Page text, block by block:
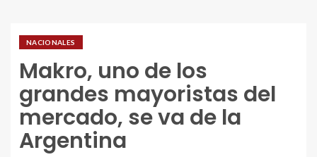
NACIONALES
Makro, uno de los
grandes mayoristas del
mercado, se va de la
Argentina